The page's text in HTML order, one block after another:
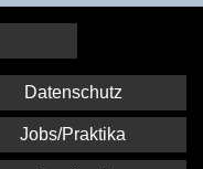
Datenschutz
Jobs/Praktika